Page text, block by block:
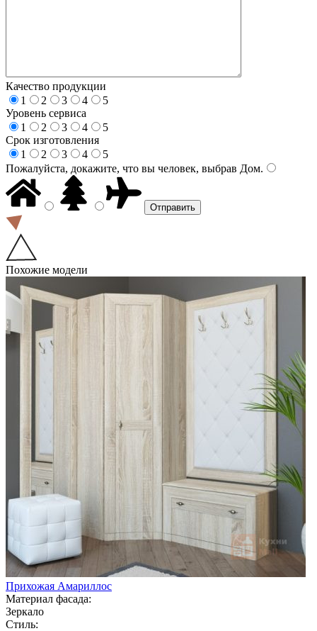
Качество продукции
1
2 3 4
5
Уровень сервиса
1
2 3 4
5
Срок изготовления
1
2 3 4
5
Пожалуйста, докажите, что вы человек, выбрав Дом.
Похожие модели
Прихожая Амариллос
Материал фасада:
Зеркало
Стиль: